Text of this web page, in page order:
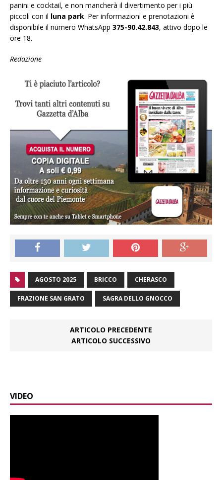
panini e cocktail, e non mancherà il divertimento per i più
piccoli con il luna park. Per informazioni e prenotazioni è
disponibile il numero WhatsApp 375-90.42.843, attivo dopo le
ore 18.
Redazione
AGOSTO 2025 BRICCO CHERASCO
FRAZIONE SAN GRATO SAGRA DELLO GNOCCO
ARTICOLO PRECEDENTE
ARTICOLO SUCCESSIVO
VIDEO